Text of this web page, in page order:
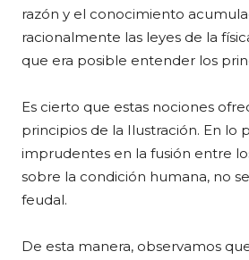
razón y el conocimiento
racionalmente las leyes de la
que era posible entender los
Es cierto que estas nociones
principios de la Ilustración. En
imprudentes en la fusión entre
sobre la condición humana, no
feudal.
De esta manera, observamos